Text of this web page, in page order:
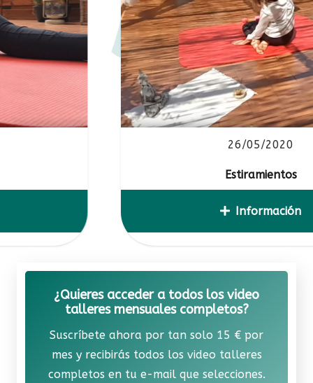
26/05/2020
Estiramientos
Información
¿Quieres acceder a todos los video
talleres mensuales completos?
Suscríbete ahora por tan solo 15 € por
mes y recibirás todos los video talleres
completos en tu e-mail que selecciones.